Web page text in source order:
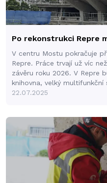
Po rekonstrukci Repre
V centru Mostu pokračuje
Repre. Práce trvají už víc
závěru roku 2026. V Repre
knihovna, velký
restaurace. Radnice za to
22.07.2025